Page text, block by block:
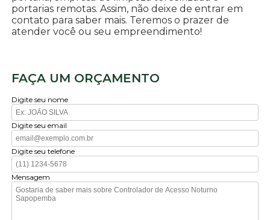
portarias remotas. Assim, não deixe de entrar em
contato para saber mais. Teremos o prazer de
atender você ou seu empreendimento!
FAÇA UM ORÇAMENTO
Digite seu nome
Digite seu email
Digite seu telefone
Mensagem